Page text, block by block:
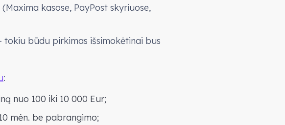
kasose, PayPost skyriuose,
tokiu būdu pirkimas išsimokėtinai bus
:
nuo 100 iki 10 000 Eur;
mėn. be pabrangimo;